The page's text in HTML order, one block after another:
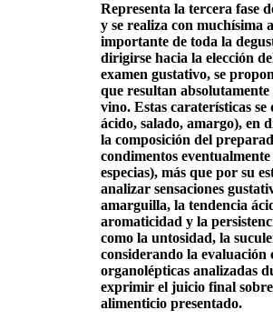
Representa la tercera fase
y se realiza con muchísima
importante de toda la
dirigirse hacia la elección
examen gustativo, se
que resultan
vino. Estas caraterísticas
ácido, salado, amargo), en
la composición del
condimentos
especias), más que por su
analizar sensaciones
amarguilla, la tendencia
aromaticidad y la
como la untosidad, la
considerando la evaluación
organolépticas analizadas
exprimir el juicio final
alimenticio presentado.